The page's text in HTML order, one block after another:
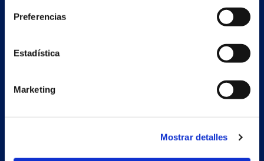
Preferencias
Estadística
Marketing
Mostrar detalles
info@petertaboada.com